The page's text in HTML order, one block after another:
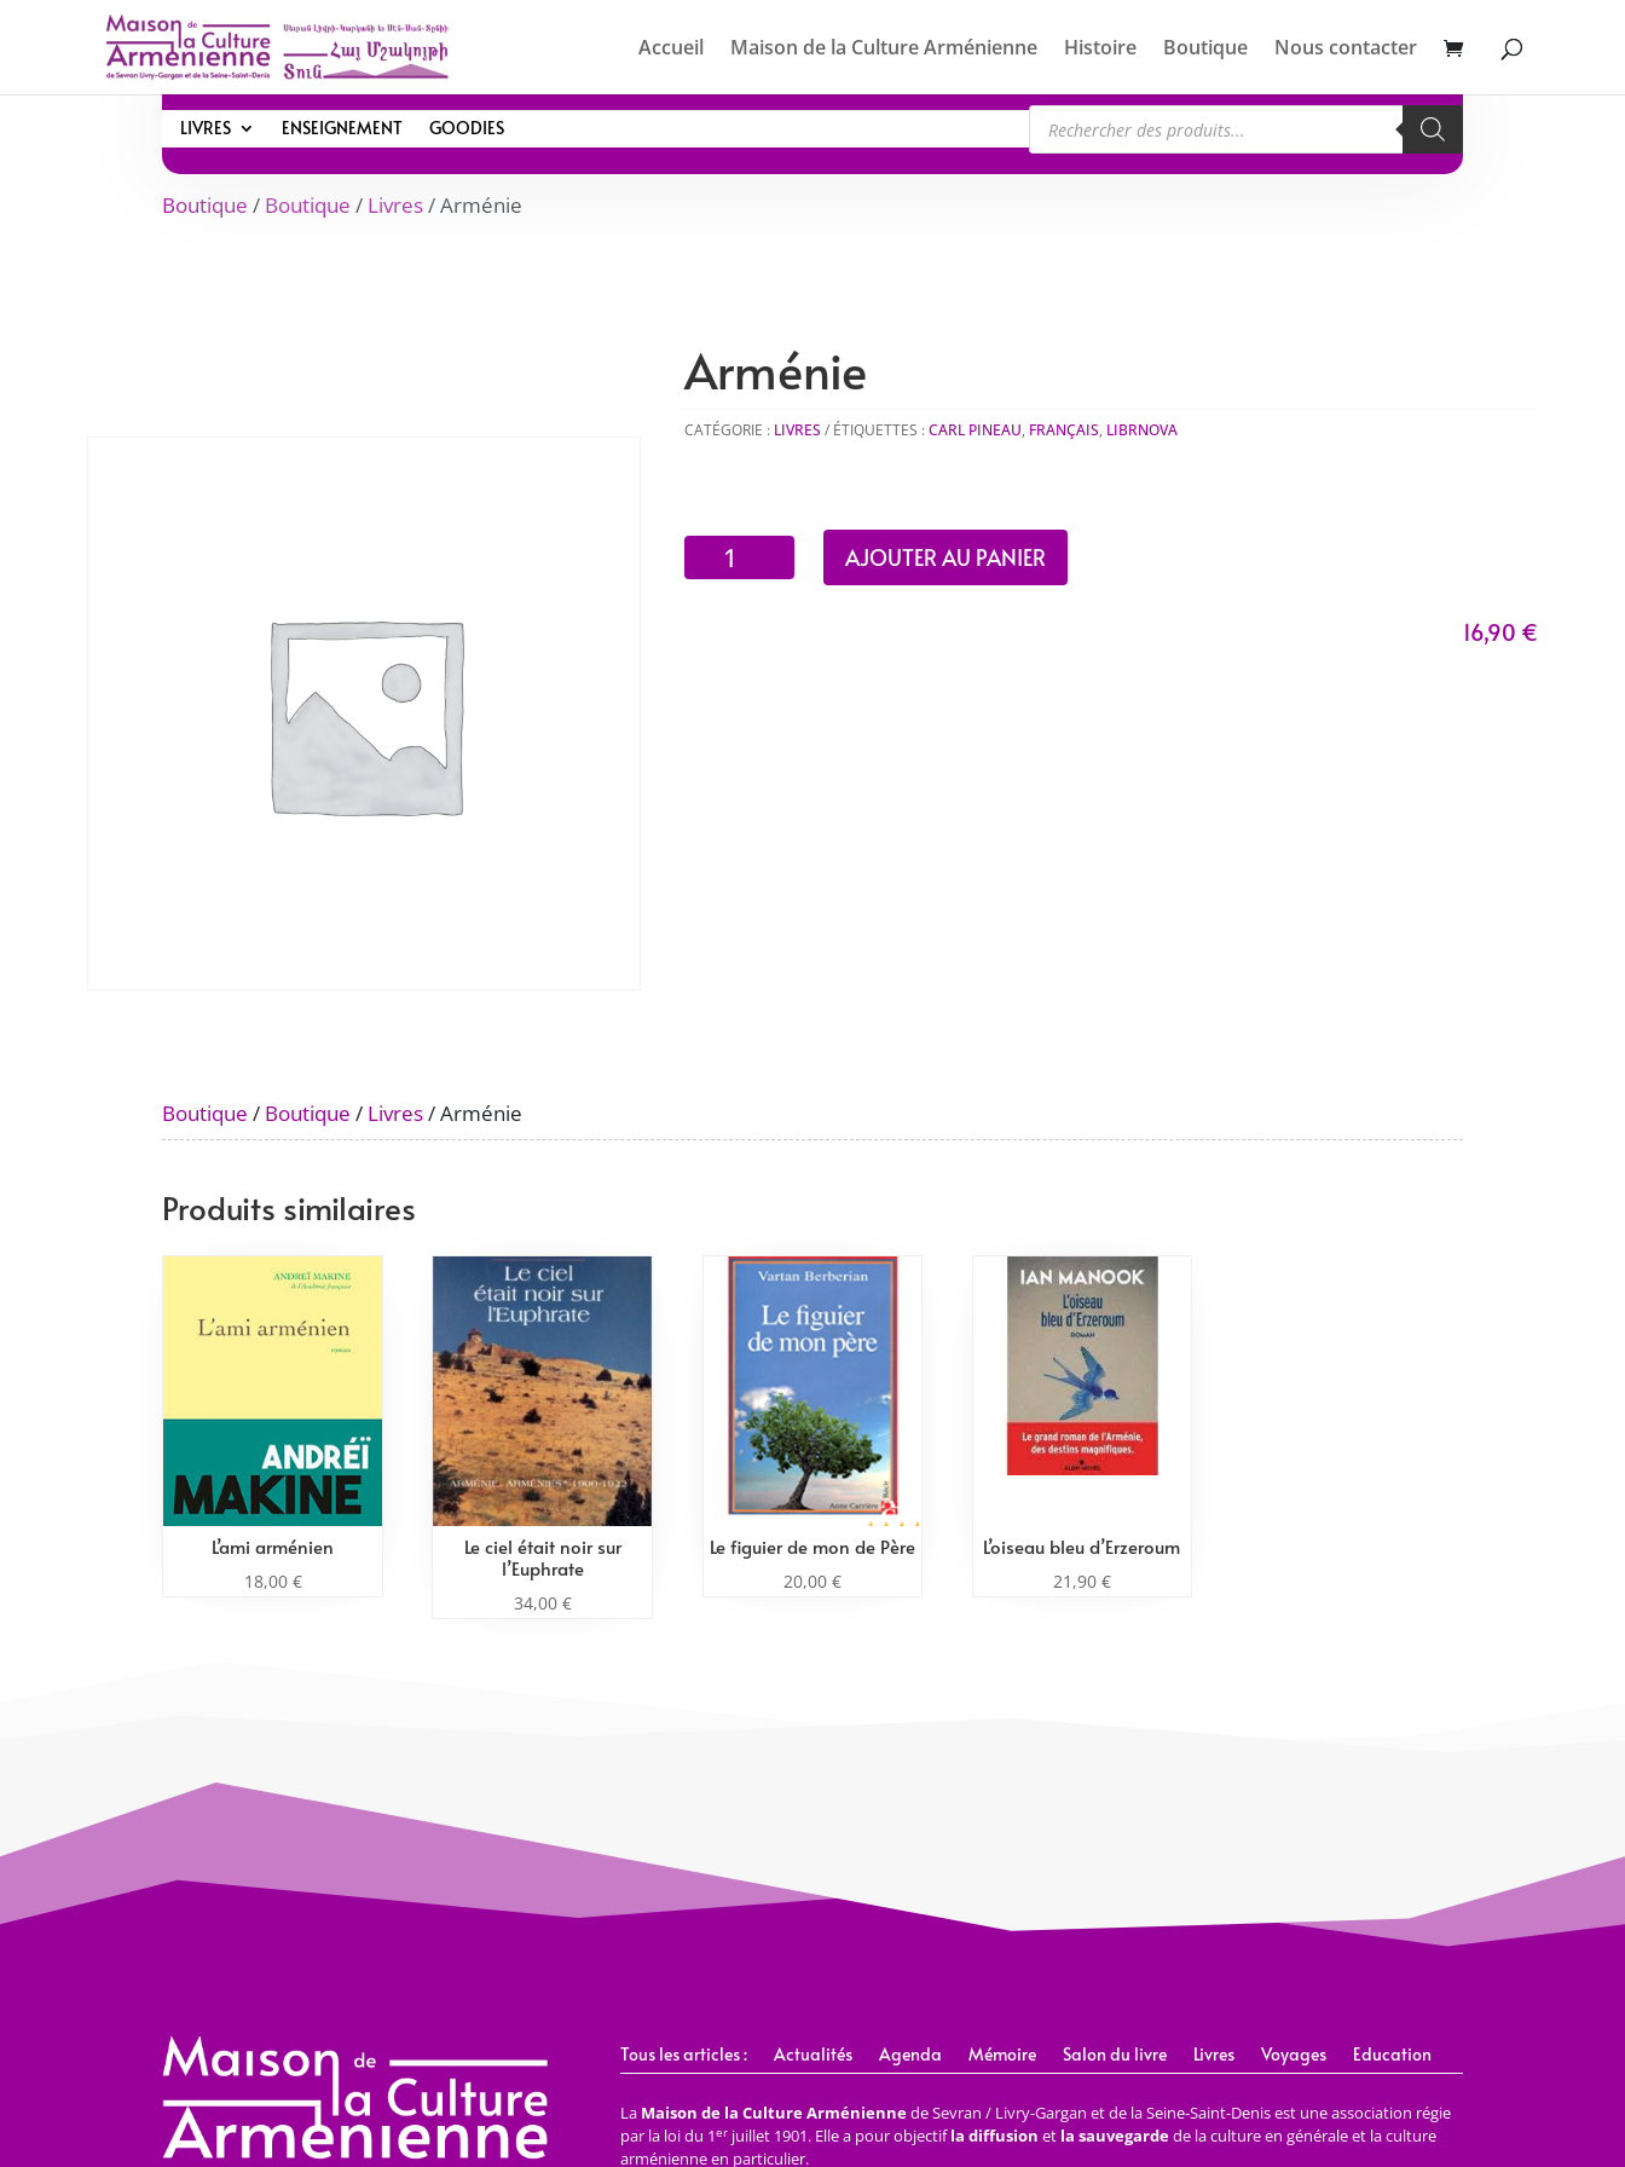
Accueil Maison de la Culture Arménienne Histoire Boutique Nous contacter
LIVRES ENSEIGNEMENT GOODIES Recherche
de
produits
Boutique / Boutique / Livres/ Arménie
Arménie
CATÉGORIE : LIVRES ÉTIQUETTES :CARL PINEAU, FRANÇAIS, LIBRNOVA
quantité
de
AJOUTER AU PANIER
16,90 €
Boutique / Boutique / Livres/ Arménie
Produits similaires
L’ami arménien
18,00 €
Le ciel était noir sur
l’Euphrate
34,00 €
Le figuier de mon de Père
20,00 €
L’oiseau bleu d’Erzeroum
21,90 €
Tous les articles : Actualités Agenda Mémoire Salon du livre Livres Voyages Education
La Maison de la Culture Arméniennede Sevran / Livry-Gargan et de la Seine-Saint-Denis est une association régie
par la loi du 1erjuillet 1901. Elle a pour objectifla diffusion et la sauvegardede la culture en générale et la culture
arménienne en particulier.